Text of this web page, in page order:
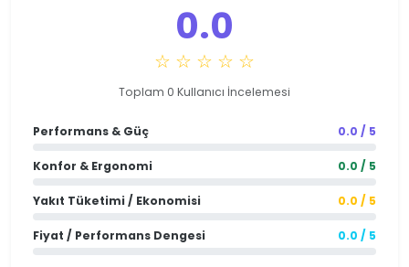
0.0
☆ ☆ ☆ ☆ ☆
Toplam 0 Kullanıcı İncelemesi
Performans & Güç 0.0 / 5
Konfor & Ergonomi 0.0 / 5
Yakıt Tüketimi / Ekonomisi 0.0 / 5
Fiyat / Performans Dengesi 0.0 / 5